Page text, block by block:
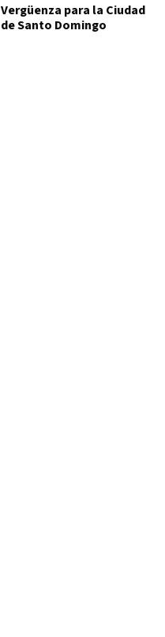
Vergüenza para la Ciudad
de Santo Domingo